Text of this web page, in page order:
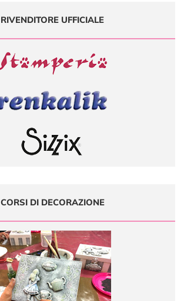
RIVENDITORE UFFICIALE
CORSI DI DECORAZIONE